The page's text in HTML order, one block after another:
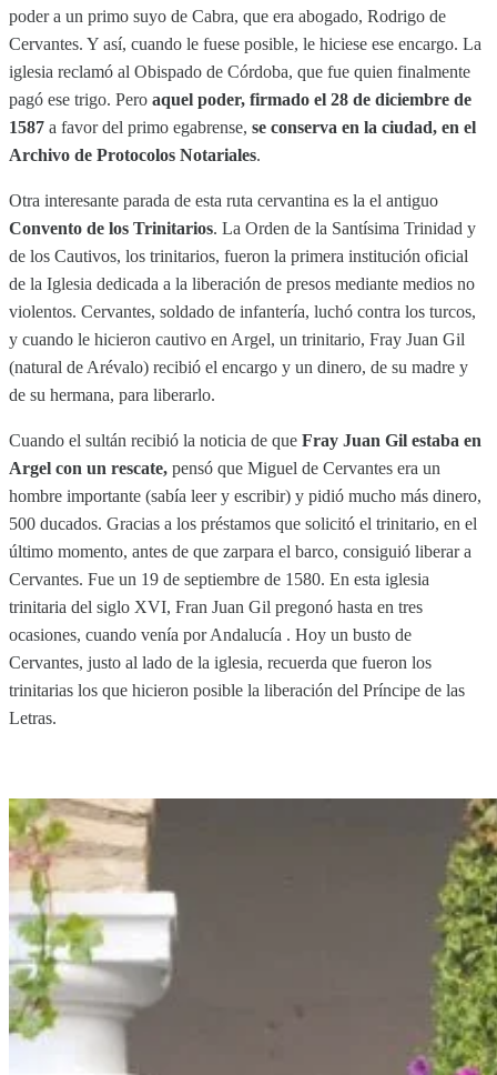
poder a un primo suyo de Cabra, que era abogado, Rodrigo de
Cervantes. Y así, cuando le fuese posible, le hiciese ese encargo. La
iglesia reclamó al Obispado de Córdoba, que fue quien finalmente
pagó ese trigo. Pero aquel poder, firmado el 28 de diciembre de
1587 a favor del primo egabrense, se conserva en la ciudad, en el
Archivo de Protocolos Notariales.
Otra interesante parada de esta ruta cervantina es la el antiguo
Convento de los Trinitarios. La Orden de la Santísima Trinidad y
de los Cautivos, los trinitarios, fueron la primera institución oficial
de la Iglesia dedicada a la liberación de presos mediante medios no
violentos. Cervantes, soldado de infantería, luchó contra los turcos,
y cuando le hicieron cautivo en Argel, un trinitario, Fray Juan Gil
(natural de Arévalo) recibió el encargo y un dinero, de su madre y
de su hermana, para liberarlo.
Cuando el sultán recibió la noticia de que Fray Juan Gil estaba en
Argel con un rescate, pensó que Miguel de Cervantes era un
hombre importante (sabía leer y escribir) y pidió mucho más dinero,
500 ducados. Gracias a los préstamos que solicitó el trinitario, en el
último momento, antes de que zarpara el barco, consiguió liberar a
Cervantes. Fue un 19 de septiembre de 1580. En esta iglesia
trinitaria del siglo XVI, Fran Juan Gil pregonó hasta en tres
ocasiones, cuando venía por Andalucía . Hoy un busto de
Cervantes, justo al lado de la iglesia, recuerda que fueron los
trinitarias los que hicieron posible la liberación del Príncipe de las
Letras.